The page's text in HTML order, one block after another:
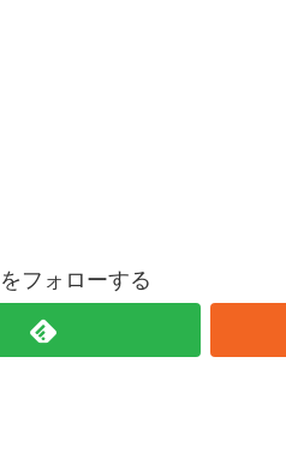
フォローする